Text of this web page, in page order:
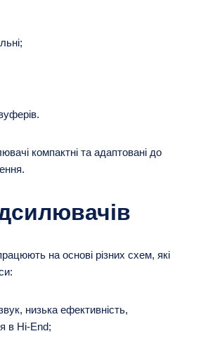
компактні та адаптовані до
на основі різних схем, які
низька ефективність,
в Hi-End;